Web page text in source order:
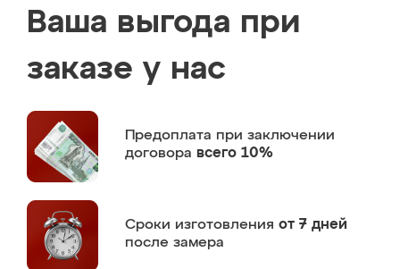
Ваша выгода при
заказе у нас
Предоплата при заключении
договора всего 10%
Сроки изготовления от 7 дней
после замера